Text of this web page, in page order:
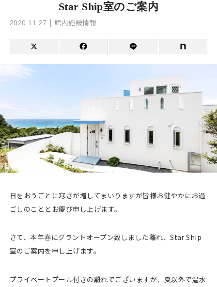
Star Ship室のご案内
2020.11.27 館内施設情報
日をおうごとに寒さが増してまいりますが皆様お健やかにお過
ごしのこととお慶び申し上げます。
さて、本年春にグランドオープン致しました離れ、Star Ship
室のご案内を申し上げます。
プライベートプール付きの離れでございますが、夏以外で温水